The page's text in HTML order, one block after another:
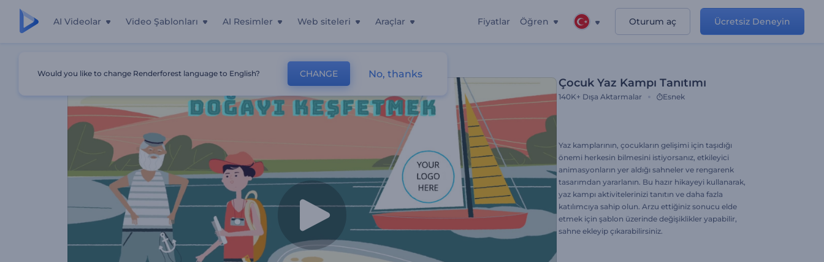
AI Videolar Video Şablonları AI Resimler Web siteleri Araçlar Fiyatlar Öğren Oturum aç Ücretsiz Deneyin
Çocuk Yaz Kampı Tanıtımı
140K+ Dışa Aktarmalar Esnek
Yaz kamplarının, çocukların gelişimi için taşıdığı
önemi herkesin bilmesini istiyorsanız, etkileyici
animasyonların yer aldığı sahneler ve rengarenk
tasarımdan yararlanın. Bu hazır hikayeyi kullanarak,
yaz kampı aktivitelerinizi tanıtın ve daha fazla
katılımcıya sahip olun. Arzu ettiğiniz sonucu elde
etmek için şablon üzerinde değişiklikler yapabilir,
sahne ekleyip çıkarabilirsiniz.
Would you like to change Renderforest language to English? CHANGE No, thanks